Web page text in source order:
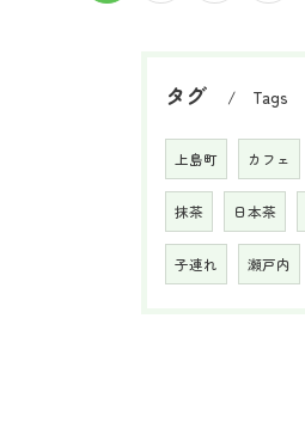
タグ Tags
上島町 カフェ
抹茶 日本茶
子連れ 瀬戸内